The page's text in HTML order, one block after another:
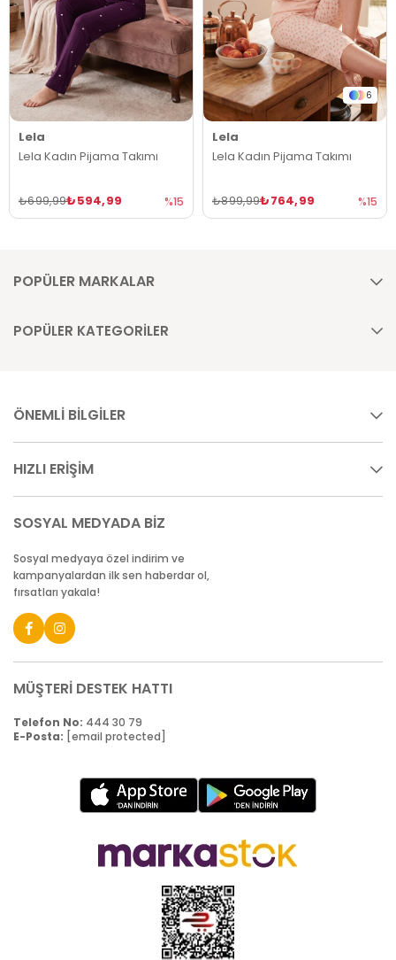
Lela
Lela Kadın Pijama Takımı
₺594,99
₺699,99 %15
6
Lela
Lela Kadın Pijama Takımı
₺764,99
₺899,99 %15
POPÜLER MARKALAR
POPÜLER KATEGORİLER
ÖNEMLİ BİLGİLER
HIZLI ERİŞİM
SOSYAL MEDYADA BİZ
Sosyal medyaya özel indirim ve
kampanyalardan ilk sen haberdar ol,
fırsatları yakala!
MÜŞTERİ DESTEK HATTI
Telefon No: 444 30 79
E-Posta: [email protected]